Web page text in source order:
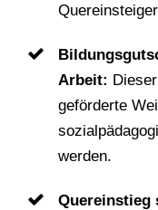
Arbeit:
geförderte
werden.
Quereinstieg